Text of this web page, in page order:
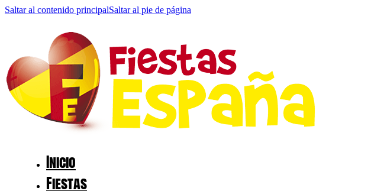
Saltar al contenido principalSaltar al pie de página
Inicio
Fiestas